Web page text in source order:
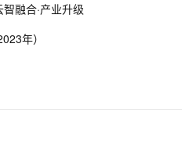
融合·产业升级
年）